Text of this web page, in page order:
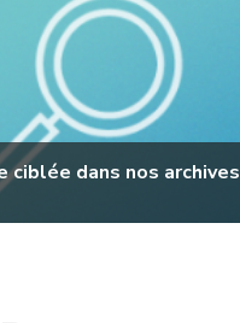
ciblée dans nos archives